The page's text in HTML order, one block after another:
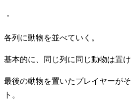
・
各列に動物を並べていく。
基本的に、同じ列に同じ動物は置け
最後の動物を置いたプレイヤーが
ト。